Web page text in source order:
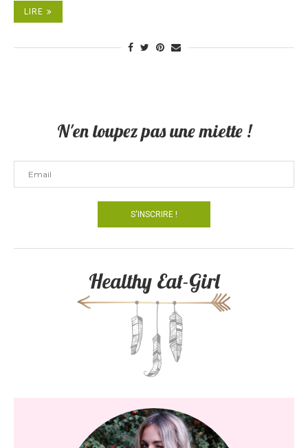
LIRE
N'en loupez pas une miette !
Healthy Eat-Girl